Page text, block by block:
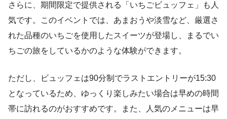
さらに、期間限定で提供される「いちごビュッフェ」も人
気です。このイベントでは、あまおうや淡雪など、厳選さ
れた品種のいちごを使用したスイーツが登場し、まるでい
ちごの旅をしているかのような体験ができます。
ただし、ビュッフェは90分制でラストエントリーが15:30
となっているため、ゆっくり楽しみたい場合は早めの時間
帯に訪れるのがおすすめです。また、人気のメニューは早